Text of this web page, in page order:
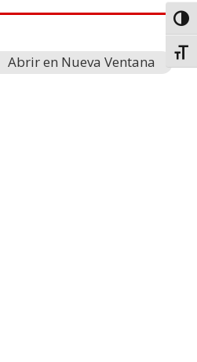
Abrir en Nueva Ventana